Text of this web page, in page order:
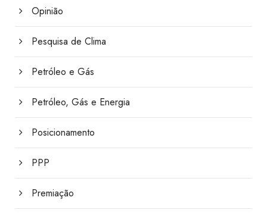
Opinião
Pesquisa de Clima
Petróleo e Gás
Petróleo, Gás e Energia
Posicionamento
PPP
Premiação